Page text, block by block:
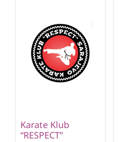
Karate Klub
“RESPECT”